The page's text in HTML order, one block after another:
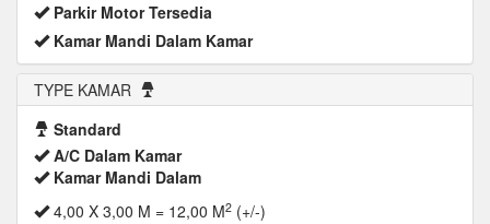
Parkir Motor Tersedia
Kamar Mandi Dalam Kamar
TYPE KAMAR
Standard
A/C Dalam Kamar
Kamar Mandi Dalam
4,00 X 3,00 M = 12,00 M2 (+/-)